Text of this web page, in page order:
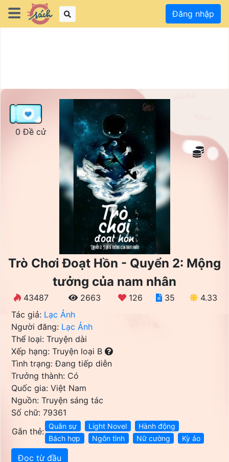
Đăng nhập
0 Đề cử
Trò Chơi Đoạt Hồn - Quyển 2: Mộng
tưởng của nam nhân
43487 2663 126 35
4.33
Tác giả: Lạc Ảnh
Người đăng: Lạc Ảnh
Thể loại: Truyện dài
Xếp hạng: Truyện loại B
Tình trạng: Đang tiếp diễn
Trưởng thành: Có
Quốc gia: Việt Nam
Nguồn: Truyện sáng tác
Số chữ: 79361
Gắn thẻ:
Quân sự Light Novel
Hành động
Bách hợp
Ngôn tình Nữ cường Kỳ ảo
Đọc từ đầu